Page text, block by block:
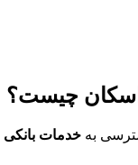
اسکان چیست؟
به خدمات بانکی